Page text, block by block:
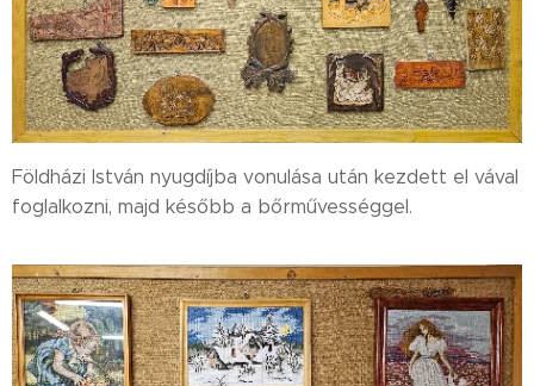
Földházi István nyugdíjba vonulása után kezdett el vával
foglalkozni, majd később a bőrművességgel.